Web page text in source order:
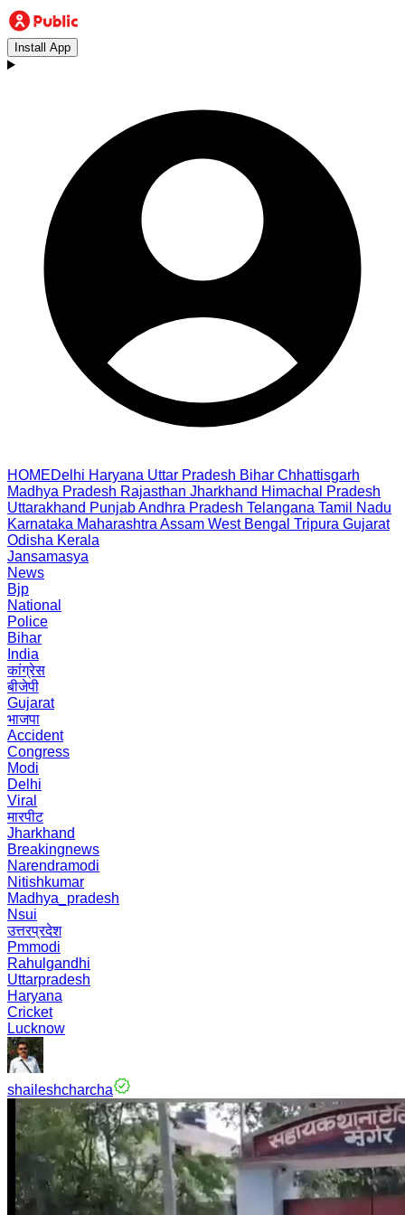
Install App
HOMEDelhi Haryana Uttar Pradesh Bihar Chhattisgarh
Madhya Pradesh Rajasthan Jharkhand Himachal Pradesh
Uttarakhand PunjabAndhra Pradesh Telangana Tamil Nadu
Karnataka Maharashtra Assam West Bengal Tripura Gujarat
Odisha Kerala
Jansamasya
News
Bjp
National
Police
Bihar
India
कांग्रेस
बीजेपी
Gujarat
भाजपा
Accident
Congress
Modi
Delhi
Viral
मारपीट
Jharkhand
Breakingnews
Narendramodi
Nitishkumar
Madhya_pradesh
Nsui
उत्तरप्रदेश
Pmmodi
Rahulgandhi
Uttarpradesh
Haryana
Cricket
Lucknow
shaileshcharcha